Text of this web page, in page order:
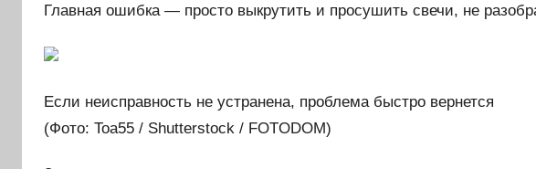
Главная ошибка — просто выкрутить и просушить свечи, не
Если неисправность не устранена, проблема быстро вернется
(Фото: Toa55 / Shutterstock / FOTODOM)